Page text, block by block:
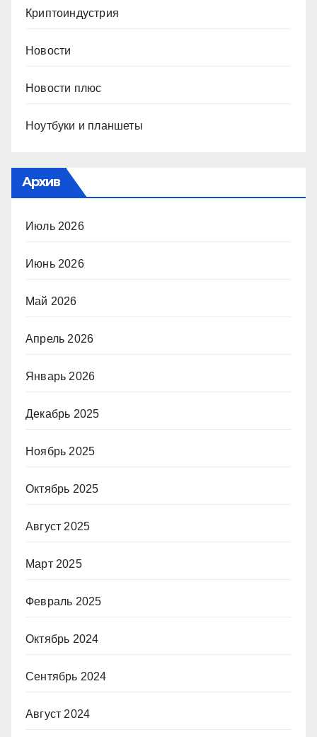
Криптоиндустрия
Новости
Новости плюс
Ноутбуки и планшеты
Архив
Июль 2026
Июнь 2026
Май 2026
Апрель 2026
Январь 2026
Декабрь 2025
Ноябрь 2025
Октябрь 2025
Август 2025
Март 2025
Февраль 2025
Октябрь 2024
Сентябрь 2024
Август 2024